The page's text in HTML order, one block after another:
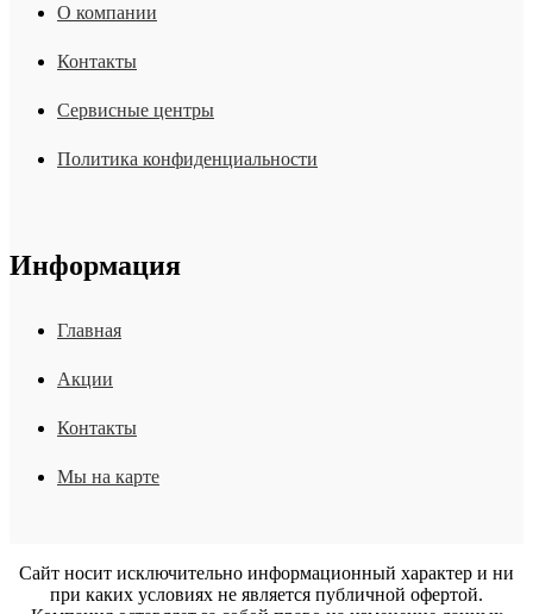
О компании
Контакты
Сервисные центры
Политика конфиденциальности
Информация
Главная
Акции
Контакты
Мы на карте
Сайт носит исключительно информационный характер и ни
при каких условиях не является публичной офертой.